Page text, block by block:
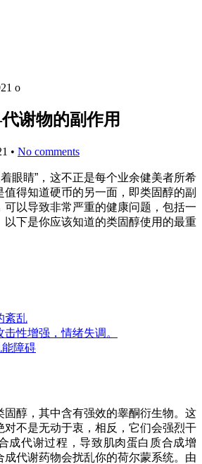
谢物的副作用
• No comments
眼睛”，这不正是每个业余健美者所希
得知道硬币的另一面，即类固醇的副
可以导致非常严重的健康问题，包括一
以下是你应该知道的类固醇使用的最重
紊乱
性增强，情绪失调。
能障碍
固醇，其中含有强效的睾酮衍生物。这
对不是无动于衷，相反，它们会强烈干
成代谢过程，导致肌肉蛋白质合成增
成代谢药物会扰乱你的荷尔蒙系统。由